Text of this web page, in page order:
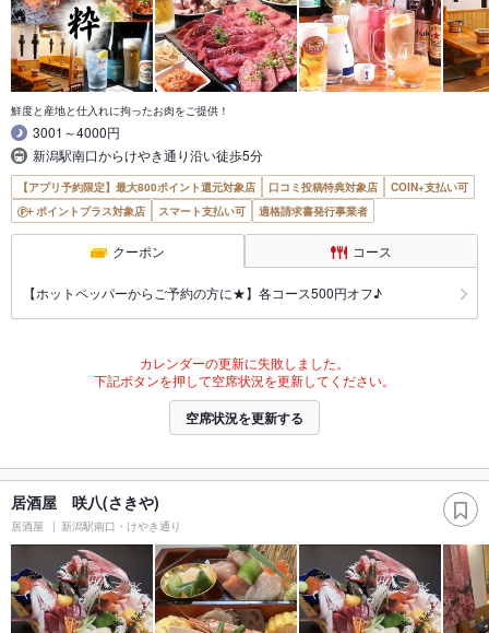
鮮度と産地と仕入れに拘ったお肉をご提供！
3001～4000円
新潟駅南口からけやき通り沿い徒歩5分
【アプリ予約限定】最大800ポイント還元対象店 口コミ投稿特典対象店
COIN+支払い可
ポイントプラス対象店
スマート支払い可 適格請求書発行事業者
クーポン コース
【ホットペッパーからご予約の方に★】各コース500円オフ♪
カレンダーの更新に失敗しました。
下記ボタンを押して空席状況を更新してください。
空席状況を更新する
居酒屋 咲八(さきや)
居酒屋 新潟駅南口・けやき通り